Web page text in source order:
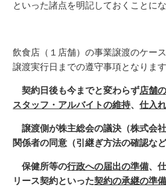
といった諸点を明記しておくことにな
飲食店（１店舗）の事業譲渡のケー
譲渡実行日までの遵守事項となります
契約日後も今までと変わらず店舗
スタッフ・アルバイトの維持、仕入
譲渡側が株主総会の議決（株式会
関係者の同意（引継ぎ方法の確認など
保健所等の行政への届出の準備、
リース契約といった契約の承継の準備